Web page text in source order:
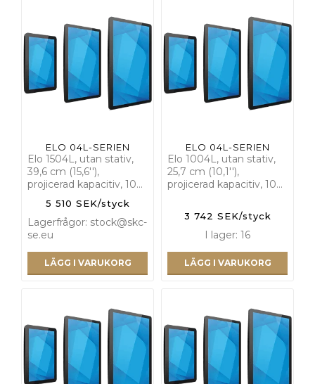
ELO 04L-SERIEN
Elo 1504L, utan stativ,
39,6 cm (15,6''),
projicerad kapacitiv, 10…
5 510 SEK/styck
Lagerfrågor: stock@skc-
se.eu
LÄGG I VARUKORG
ELO 04L-SERIEN
Elo 1004L, utan stativ,
25,7 cm (10,1''),
projicerad kapacitiv, 10…
3 742 SEK/styck
I lager: 16
LÄGG I VARUKORG